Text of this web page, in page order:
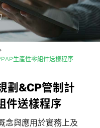
生產性零組件送樣程序
劃 &CP管制 計
件送樣程序
念與應用於實務上及